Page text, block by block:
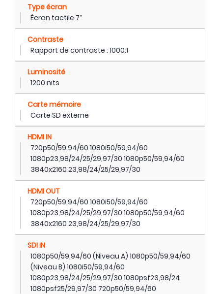
Type écran
Écran tactile 7″
Contraste
Rapport de contraste : 1000:1
Luminosité
1200 nits
Carte mémoire
Carte SD externe
HDMI IN
720p50/59,94/60 1080i50/59,94/60
1080p23,98/24/25/29,97/30 1080p50/59,94/60
3840x2160 23,98/24/25/29,97/30
HDMI OUT
720p50/59,94/60 1080i50/59,94/60
1080p23,98/24/25/29,97/30 1080p50/59,94/60
3840x2160 23,98/24/25/29,97/30
SDI IN
1080p50/59,94/60 (Niveau A) 1080p50/59,94/60
(Niveau B) 1080i50/59,94/60
1080p23,98/24/25/29,97/30 1080psf23,98/24
1080psf25/29,97/30 720p50/59,94/60